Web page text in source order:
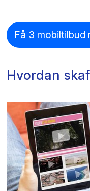
Få 3 mobiltilbud
Hvordan